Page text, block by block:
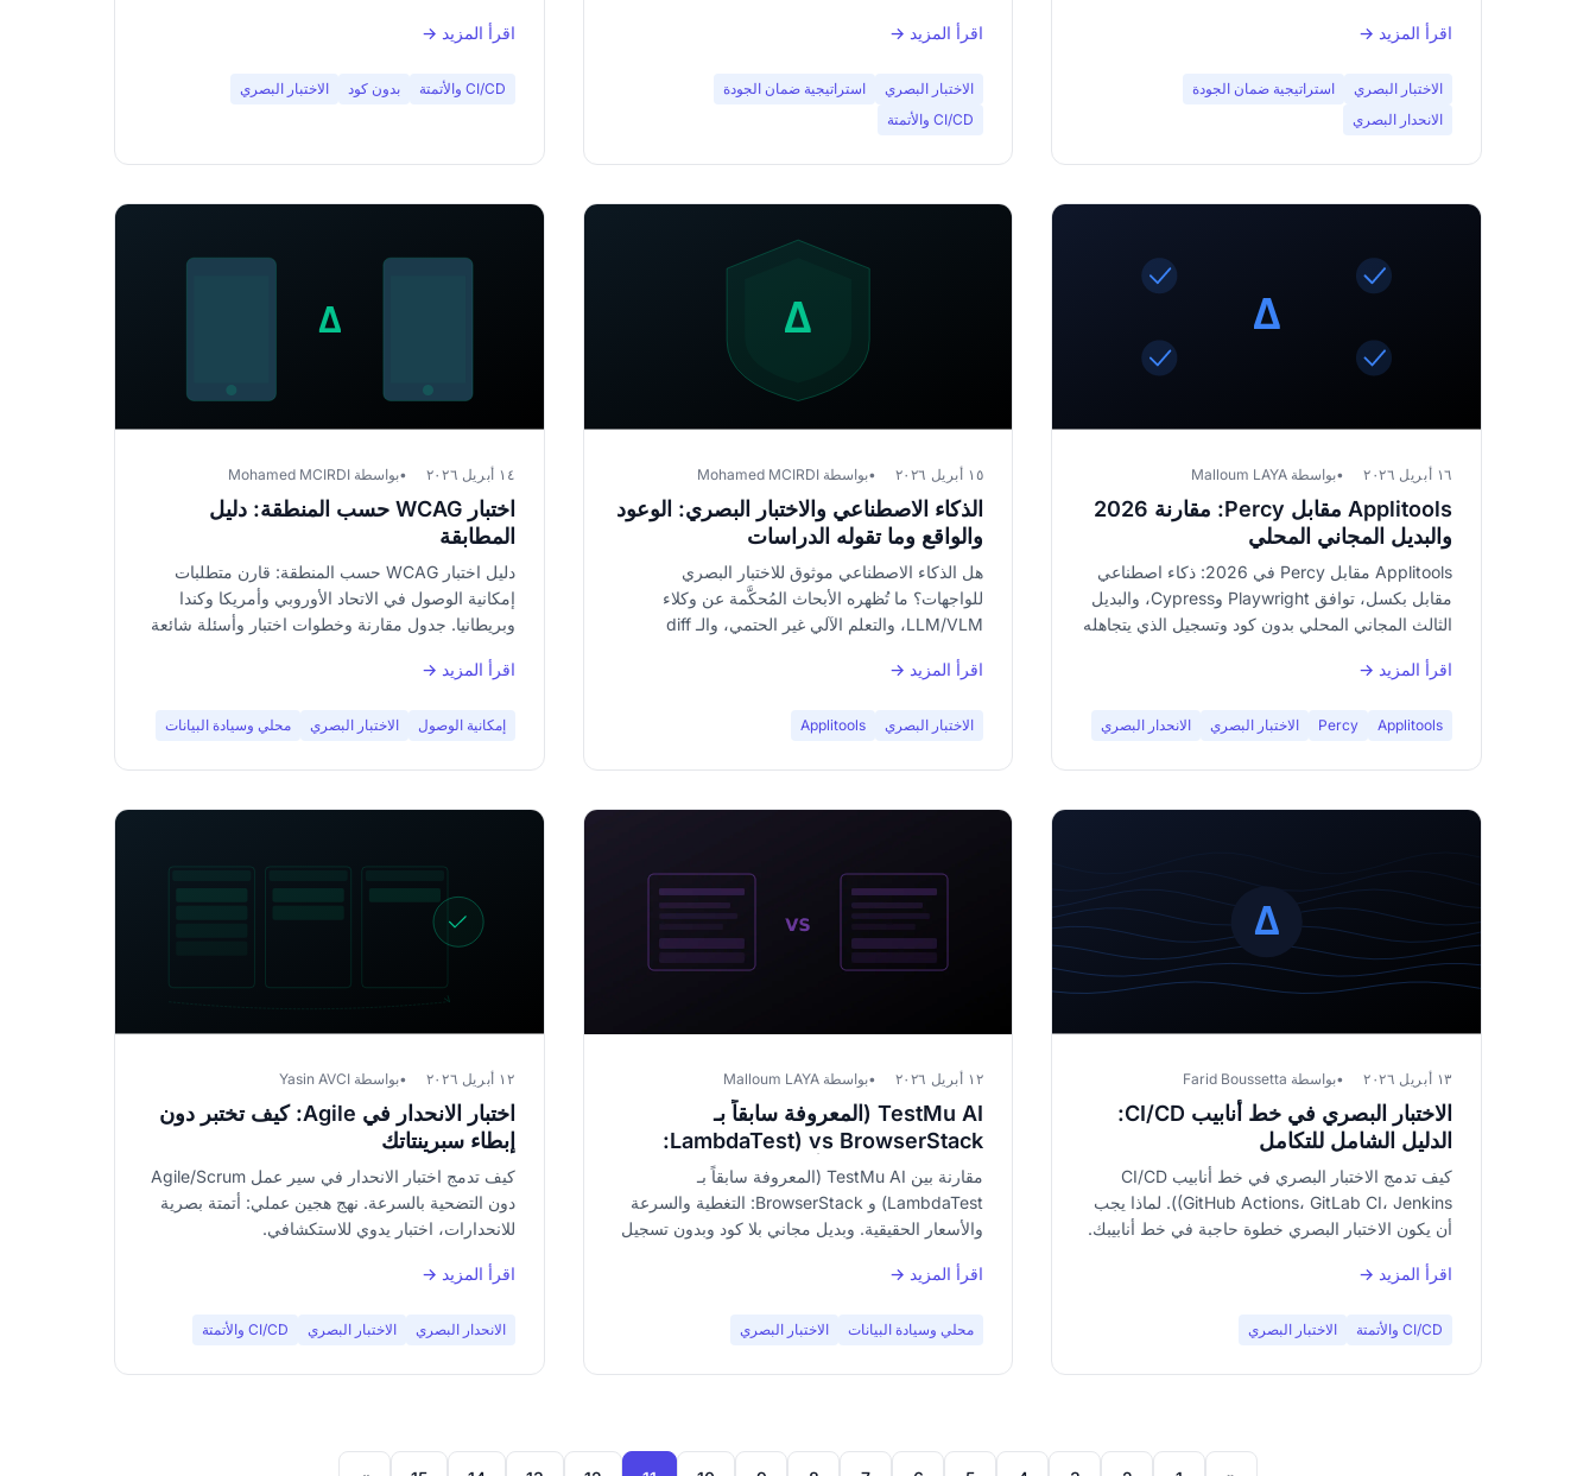
سيحفظه فريق QA لديك.
اقرأ المزيد →
الاختبار البصري
استراتيجية ضمان الجودة
الانحدار البصري
اقرأ المزيد →
الاختبار البصري
استراتيجية ضمان الجودة
CI/CD والأتمتة
اقرأ المزيد →
CI/CD والأتمتة بدون كود الاختبار البصري
١٦ أبريل ٢٠٢٦ بواسطة Malloum LAYA
Applitools مقابل Percy: مقارنة 2026
والبديل المجاني المحلي
Applitools مقابل Percy في 2026: ذكاء اصطناعي
مقابل بكسل، توافق Playwright وCypress، والبديل
الثالث المجاني المحلي بدون كود وتسجيل الذي يتجاهله
اقرأ المزيد →
Applitools
Percy الاختبار البصري الانحدار البصري
١٥ أبريل ٢٠٢٦ بواسطة Mohamed MCIRDI
الذكاء الاصطناعي والاختبار البصري: الوعود
والواقع وما تقوله الدراسات
هل الذكاء الاصطناعي موثوق للاختبار البصري
للواجهات؟ ما تُظهره الأبحاث المُحكَّمة عن وكلاء
LLM/VLM، والتعلم الآلي غير الحتمي، والـ diff
كمكمّل.
اقرأ المزيد →
الاختبار البصري Applitools
١٤ أبريل ٢٠٢٦ بواسطة Mohamed MCIRDI
اختبار WCAG حسب المنطقة: دليل
المطابقة
دليل اختبار WCAG حسب المنطقة: قارن متطلبات
إمكانية الوصول في الاتحاد الأوروبي وأمريكا وكندا
وبريطانيا. جدول مقارنة وخطوات اختبار وأسئلة شائعة
اقرأ المزيد →
إمكانية الوصول الاختبار البصري محلي وسيادة البيانات
١٣ أبريل ٢٠٢٦ بواسطة Farid Boussetta
الاختبار البصري في خط أنابيب CI/CD:
الدليل الشامل للتكامل
كيف تدمج الاختبار البصري في خط أنابيب CI/CD
(GitHub Actions، GitLab CI، Jenkins). لماذا يجب
أن يكون الاختبار البصري خطوة حاجبة في خط أنابيبك.
اقرأ المزيد →
CI/CD والأتمتة الاختبار البصري
١٢ أبريل ٢٠٢٦ بواسطة Malloum LAYA
TestMu AI (المعروفة سابقاً بـ
LambdaTest) vs BrowserStack:
عندما يكون كلاهما أكثر من اللازم
مقارنة بين TestMu AI (المعروفة سابقاً بـ
LambdaTest) و BrowserStack: التغطية والسرعة
والأسعار الحقيقية. وبديل مجاني بلا كود وبدون تسجيل
اقرأ المزيد →
محلي وسيادة البيانات الاختبار البصري
١٢ أبريل ٢٠٢٦ بواسطة Yasin AVCI
اختبار الانحدار في Agile: كيف تختبر دون
إبطاء سبرينتاتك
كيف تدمج اختبار الانحدار في سير عمل Agile/Scrum
دون التضحية بالسرعة. نهج هجين عملي: أتمتة بصرية
للانحدارات، اختبار يدوي للاستكشافي.
اقرأ المزيد →
الانحدار البصري الاختبار البصري CI/CD والأتمتة